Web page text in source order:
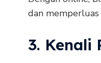
dan memperluas
3. Kenali